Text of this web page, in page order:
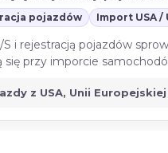
pojazdów Import USA /
S i rejestracją pojazdów
się przy imporcie
z USA, Unii